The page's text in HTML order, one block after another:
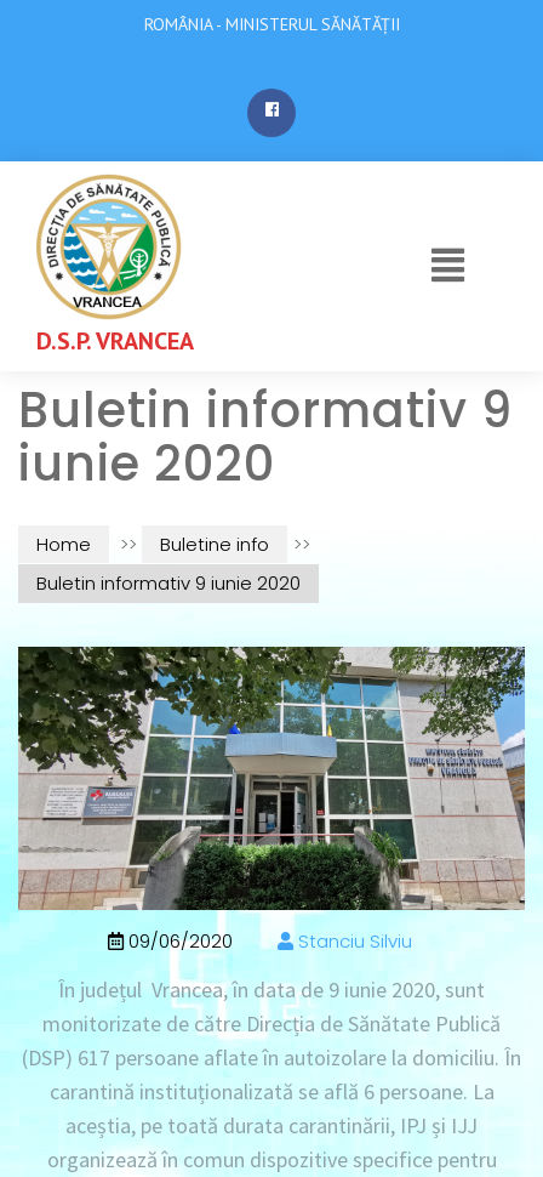
ROMÂNIA - MINISTERUL SĂNĂTĂȚII
D.S.P. VRANCEA
Buletin informativ 9
iunie 2020
Home >> Buletine info
>>
Buletin informativ 9 iunie 2020
09/06/2020 Stanciu Silviu
În județul Vrancea, în data de 9 iunie 2020, sunt
monitorizate de către Direcția de Sănătate Publică
(DSP) 617 persoane aflate în autoizolare la domiciliu. În
carantină instituționalizată se află 6 persoane. La
aceștia, pe toată durata carantinării, IPJ și IJJ
organizează în comun dispozitive specifice pentru